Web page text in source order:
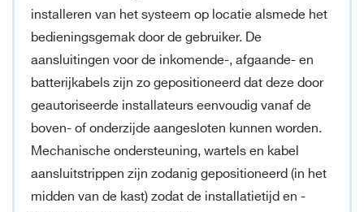
installeren van het systeem op locatie alsmede het
bedieningsgemak door de gebruiker. De
aansluitingen voor de inkomende-, afgaande- en
batterijkabels zijn zo gepositioneerd dat deze door
geautoriseerde installateurs eenvoudig vanaf de
boven- of onderzijde aangesloten kunnen worden.
Mechanische ondersteuning, wartels en kabel
aansluitstrippen zijn zodanig gepositioneerd (in het
midden van de kast) zodat de installatietijd en -